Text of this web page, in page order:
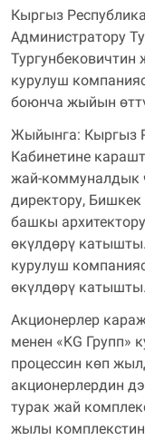
Кыргыз
Администратору
Тургунбековичтин
курулуш
боюнча жыйын
Жыйынга: Кыргыз
Кабинетине
жай-коммуналдык
директору,
башкы
өкүлдөрү
курулуш
өкүлдөрү катышты.
Акционерлер
менен «KG Групп»
процессин көп
акционерлердин
турак жай
жылы комплекстин